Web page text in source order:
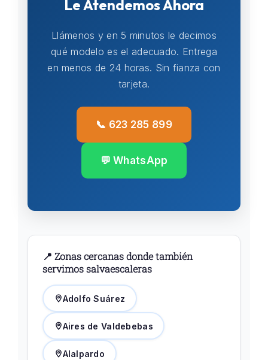
Le Atendemos Ahora
Llámenos y en 5 minutos le decimos
qué modelo es el adecuado. Entrega
en menos de 24 horas. Sin fianza con
tarjeta.
📞 623 285 899
💬 WhatsApp
📍 Zonas cercanas donde también
servimos salvaescaleras
Adolfo Suárez
Aires de Valdebebas
Alalpardo